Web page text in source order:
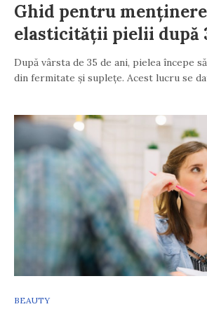
Ghid pentru
elasticității pielii după
După vârsta de 35 de ani, pielea începe
din fermitate și suplețe. Acest lucru se
BEAUTY